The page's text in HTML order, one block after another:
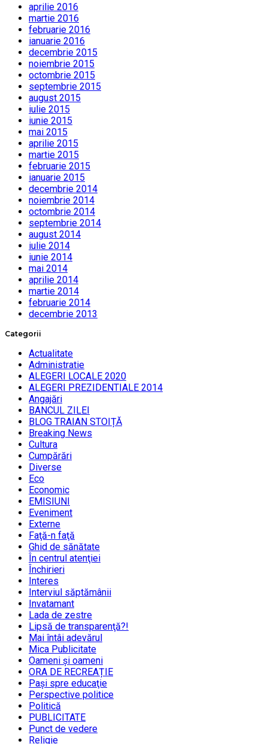
aprilie 2016
martie 2016
februarie 2016
ianuarie 2016
decembrie 2015
noiembrie 2015
octombrie 2015
septembrie 2015
august 2015
iulie 2015
iunie 2015
mai 2015
aprilie 2015
martie 2015
februarie 2015
ianuarie 2015
decembrie 2014
noiembrie 2014
octombrie 2014
septembrie 2014
august 2014
iulie 2014
iunie 2014
mai 2014
aprilie 2014
martie 2014
februarie 2014
decembrie 2013
Categorii
Actualitate
Administratie
ALEGERI LOCALE 2020
ALEGERI PREZIDENTIALE 2014
Angajări
BANCUL ZILEI
BLOG TRAIAN STOIȚĂ
Breaking News
Cultura
Cumpărări
Diverse
Eco
Economic
EMISIUNI
Eveniment
Externe
Faţă-n faţă
Ghid de sănătate
În centrul atenţiei
Închirieri
Interes
Interviul săptămânii
Invatamant
Lada de zestre
Lipsă de transparenţă?!
Mai întâi adevărul
Mica Publicitate
Oameni şi oameni
ORA DE RECREAȚIE
Paşi spre educaţie
Perspective politice
Politică
PUBLICITATE
Punct de vedere
Religie